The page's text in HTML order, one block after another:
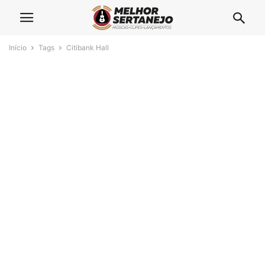
Início Tags Citibank Hall